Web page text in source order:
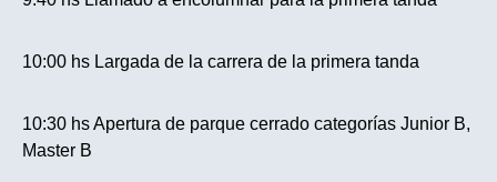
10:00 hs Largada de la carrera de la primera tanda
10:30 hs Apertura de parque cerrado categorías Junior B,
Master B